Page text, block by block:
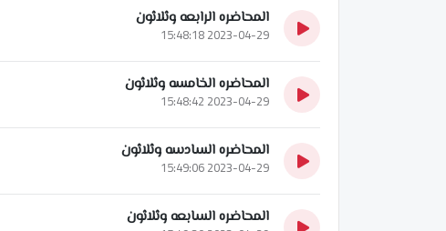
المحاضره الرابعه وثلاثون
2023-04-29 15:48:18
المحاضره الخامسه وثلاثون
2023-04-29 15:48:42
المحاضره السادسه وثلاثون
2023-04-29 15:49:06
المحاضره السابعه وثلاثون